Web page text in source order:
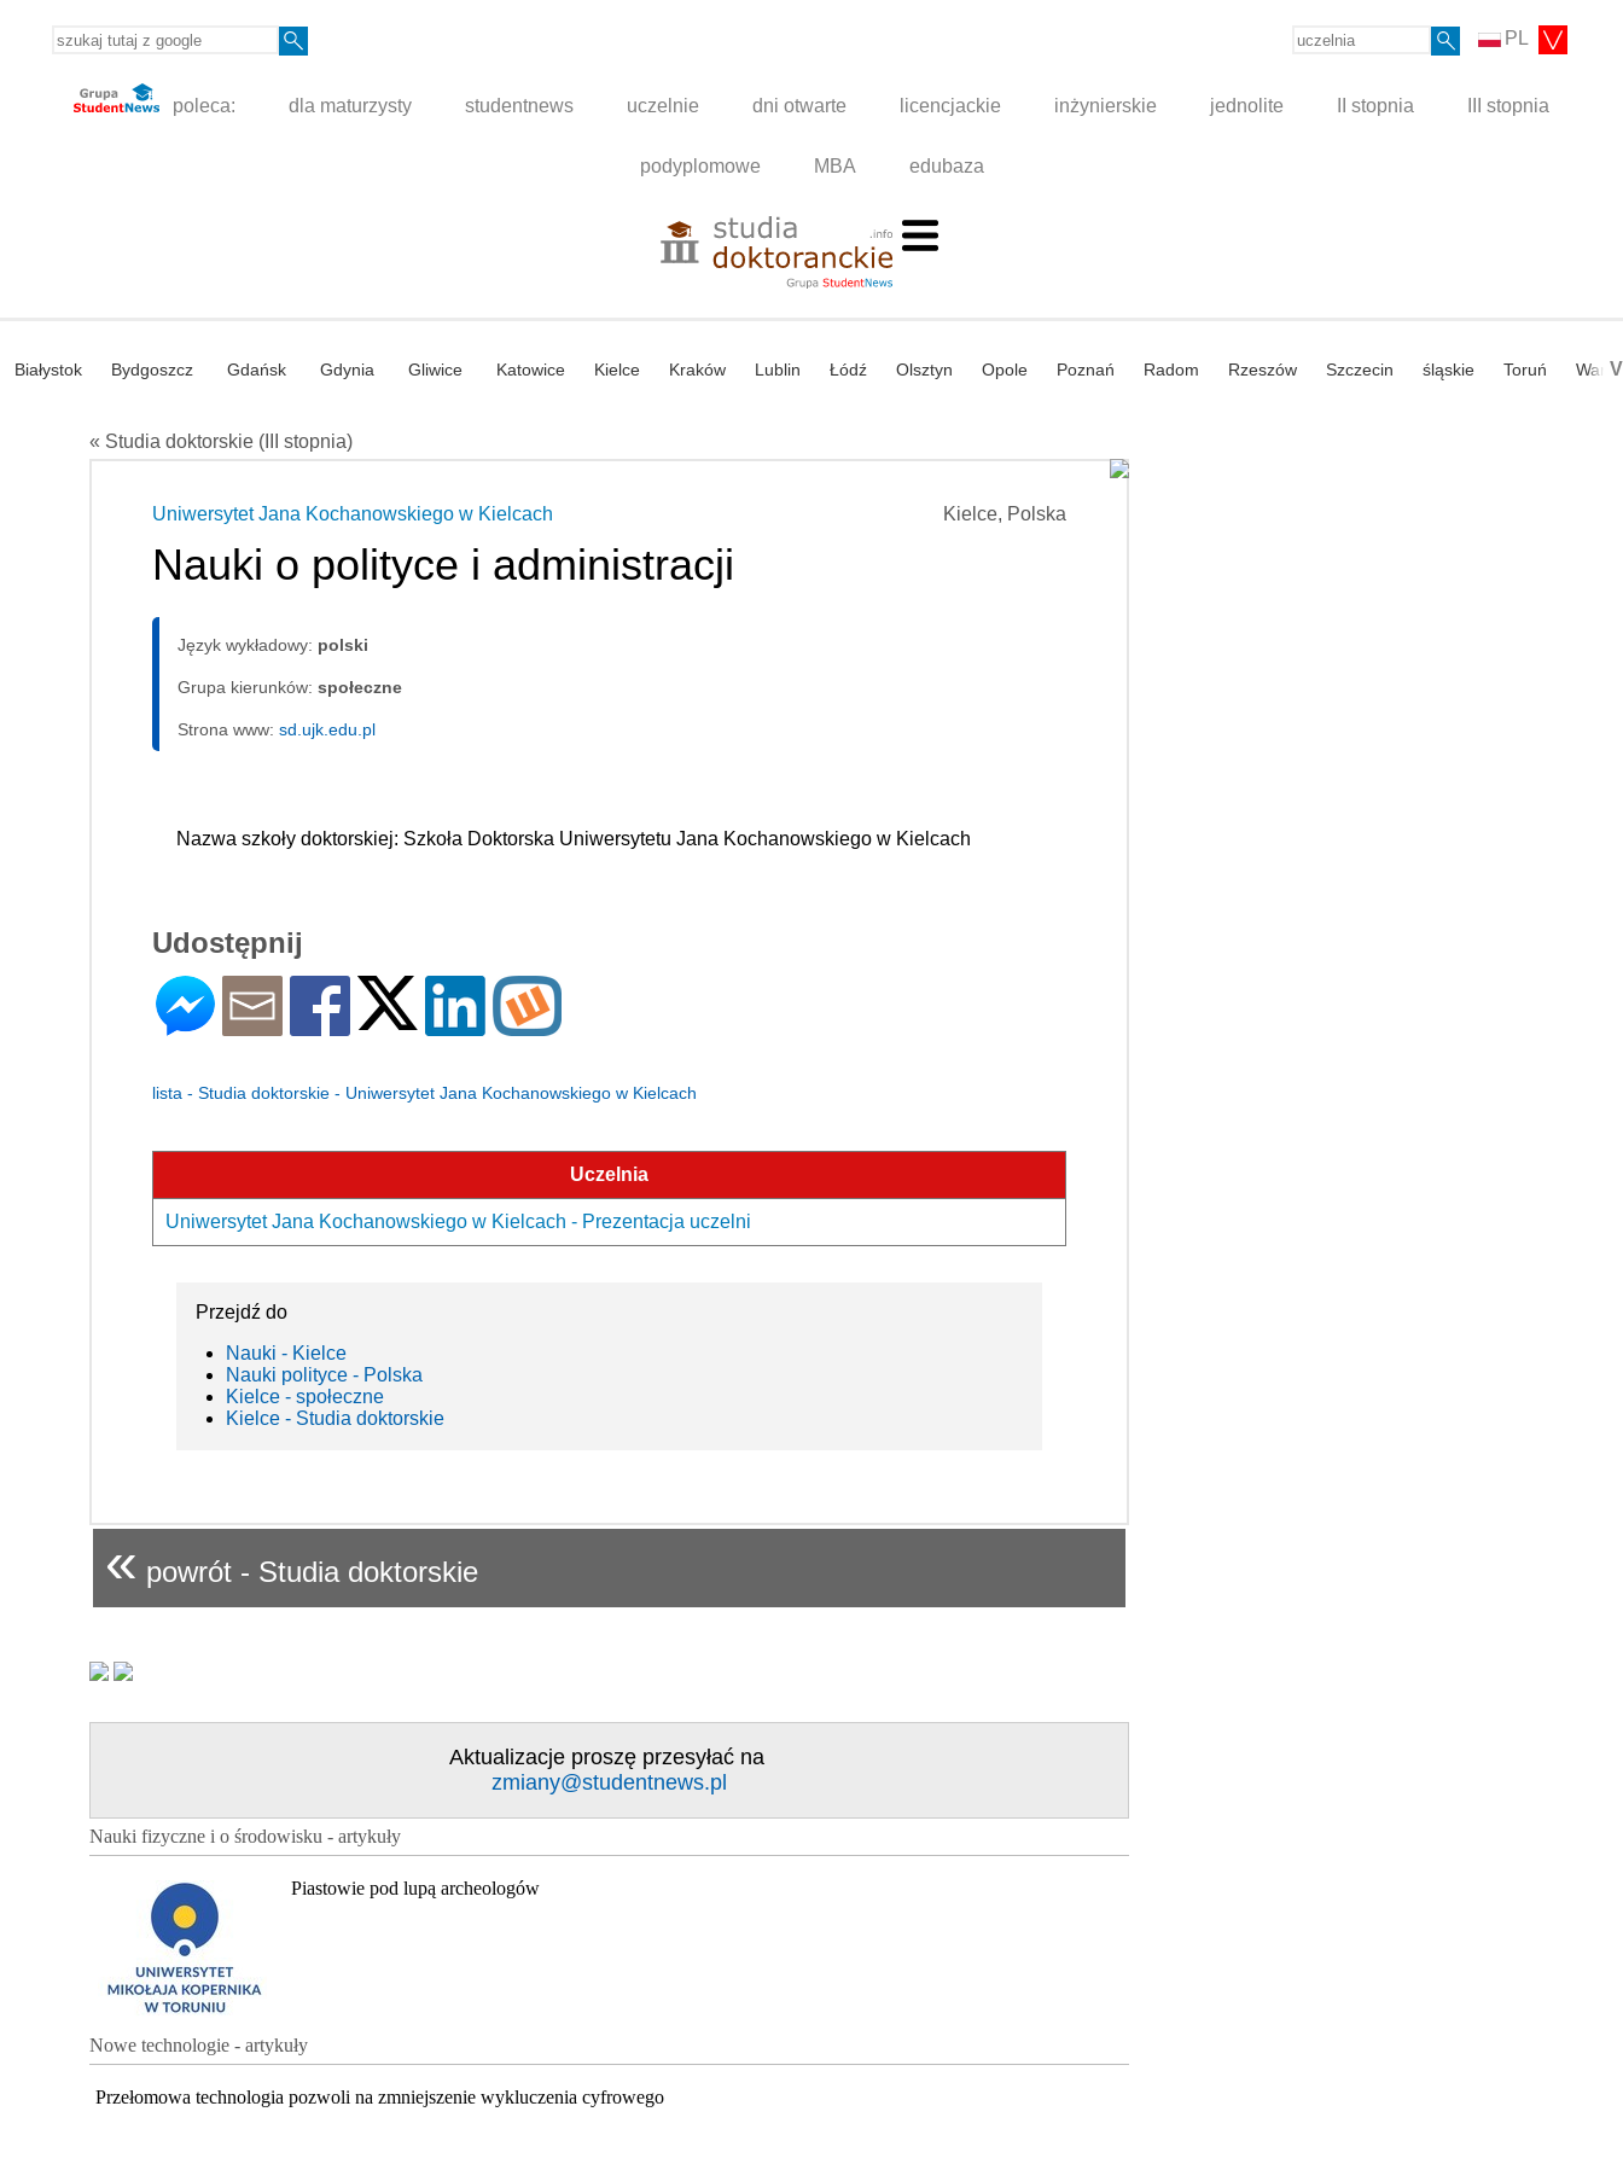
PL
poleca: dla maturzysty studentnews uczelnie dni otwarte licencjackie inżynierskie jednolite II stopnia III stopnia
podyplomowe MBA edubaza
Białystok Bydgoszcz Gdańsk Gdynia Gliwice Katowice Kielce Kraków Lublin Łódź Olsztyn Opole Poznań Radom Rzeszów Szczecin śląskie Toruń V
« Studia doktorskie (III stopnia)
Kielce, Polska
Uniwersytet Jana Kochanowskiego w Kielcach
Nauki o polityce i administracji
Język wykładowy: polski
Grupa kierunków: społeczne
Strona www: sd.ujk.edu.pl
Nazwa szkoły doktorskiej: Szkoła Doktorska Uniwersytetu Jana Kochanowskiego w Kielcach
Udostępnij
lista - Studia doktorskie - Uniwersytet Jana Kochanowskiego w Kielcach
Uczelnia
Uniwersytet Jana Kochanowskiego w Kielcach - Prezentacja uczelni
Przejdź do
Nauki - Kielce
Nauki polityce - Polska
Kielce - społeczne
Kielce - Studia doktorskie
« powrót - Studia doktorskie
Aktualizacje proszę przesyłać na
zmiany@studentnews.pl
Nauki fizyczne i o środowisku - artykuły
Piastowie pod lupą archeologów
Nowe technologie - artykuły
Przełomowa technologia pozwoli na zmniejszenie wykluczenia cyfrowego